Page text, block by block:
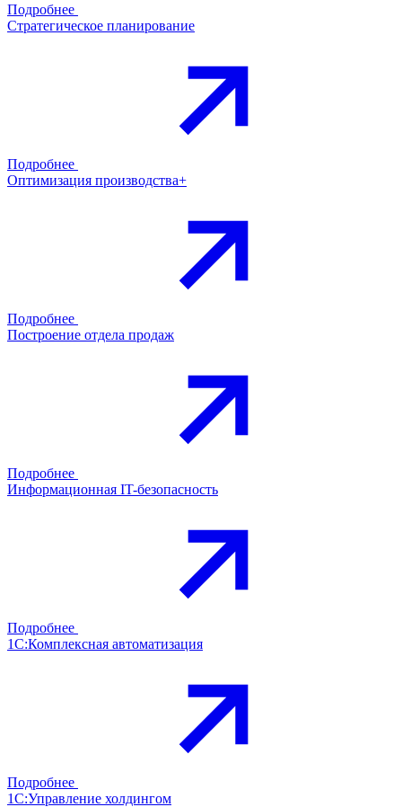
Подробнее
Стратегическое планирование
Подробнее
Оптимизация производства+
Подробнее
Построение отдела продаж
Подробнее
Информационная IT-безопасность
Подробнее
1С:Комплексная автоматизация
Подробнее
1С:Управление холдингом